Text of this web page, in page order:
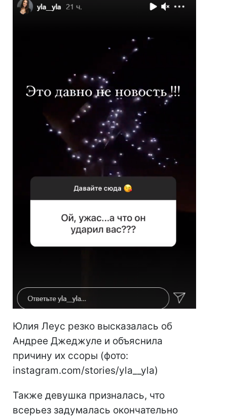
Юлия Леус резко высказалась об
Андрее Джеджуле и объяснила
причину их ссоры (фото:
instagram.com/stories/yla__yla)
Также девушка призналась, что
всерьез задумалась окончательно